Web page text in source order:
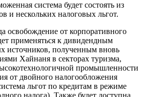
система будет состоять из
и нескольких налоговых льгот.
освобождение от корпоративного
применяться к дивидендным
источников, полученным вновь
Хайнаня в секторах туризма,
промышленности
от двойного налогообложения
льгот по кредитам в режиме